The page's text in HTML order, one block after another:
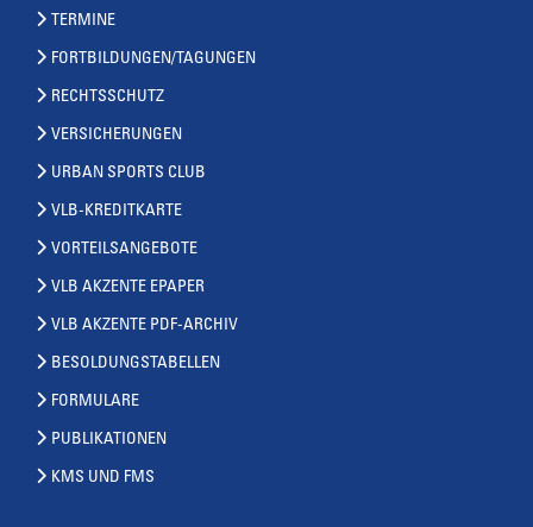
TERMINE
FORTBILDUNGEN/TAGUNGEN
RECHTSSCHUTZ
VERSICHERUNGEN
URBAN SPORTS CLUB
VLB-KREDITKARTE
VORTEILSANGEBOTE
VLB AKZENTE EPAPER
VLB AKZENTE PDF-ARCHIV
BESOLDUNGSTABELLEN
FORMULARE
PUBLIKATIONEN
KMS UND FMS